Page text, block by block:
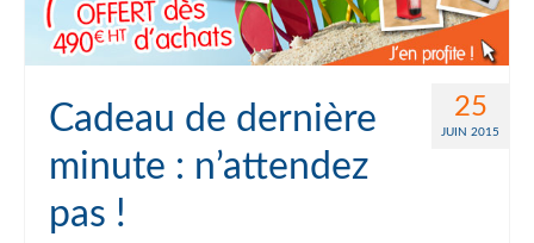
25
JUIN 2015
Cadeau de dernière
minute : n’attendez
pas !